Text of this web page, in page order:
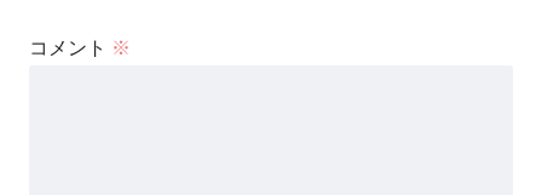
コメント ※